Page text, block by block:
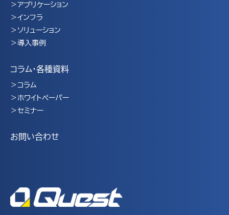
アプリケーション
インフラ
ソリューション
導入事例
コラム・各種資料
コラム
ホワイトペーパー
セミナー
お問い合わせ